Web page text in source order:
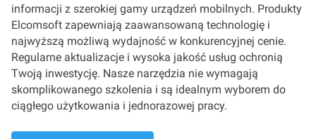
informacji z szerokiej gamy urządzeń mobilnych. Produkty
Elcomsoft zapewniają zaawansowaną technologię i
najwyższą możliwą wydajność w konkurencyjnej cenie.
Regularne aktualizacje i wysoka jakość usług ochronią
Twoją inwestycję. Nasze narzędzia nie wymagają
skomplikowanego szkolenia i są idealnym wyborem do
ciągłego użytkowania i jednorazowej pracy.